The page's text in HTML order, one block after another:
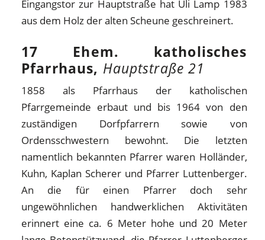
Eingangstor zur Hauptstraße hat Uli Lamp 1983
aus dem Holz der alten Scheune geschreinert.
17 Ehem. katholisches
Pfarrhaus, Hauptstraße 21
1858 als Pfarrhaus der katholischen
Pfarrgemeinde erbaut und bis 1964 von den
zuständigen Dorfpfarrern sowie von
Ordensschwestern bewohnt. Die letzten
namentlich bekannten Pfarrer waren Holländer,
Kuhn, Kaplan Scherer und Pfarrer Luttenberger.
An die für einen Pfarrer doch sehr
ungewöhnlichen handwerklichen Aktivitäten
erinnert eine ca. 6 Meter hohe und 20 Meter